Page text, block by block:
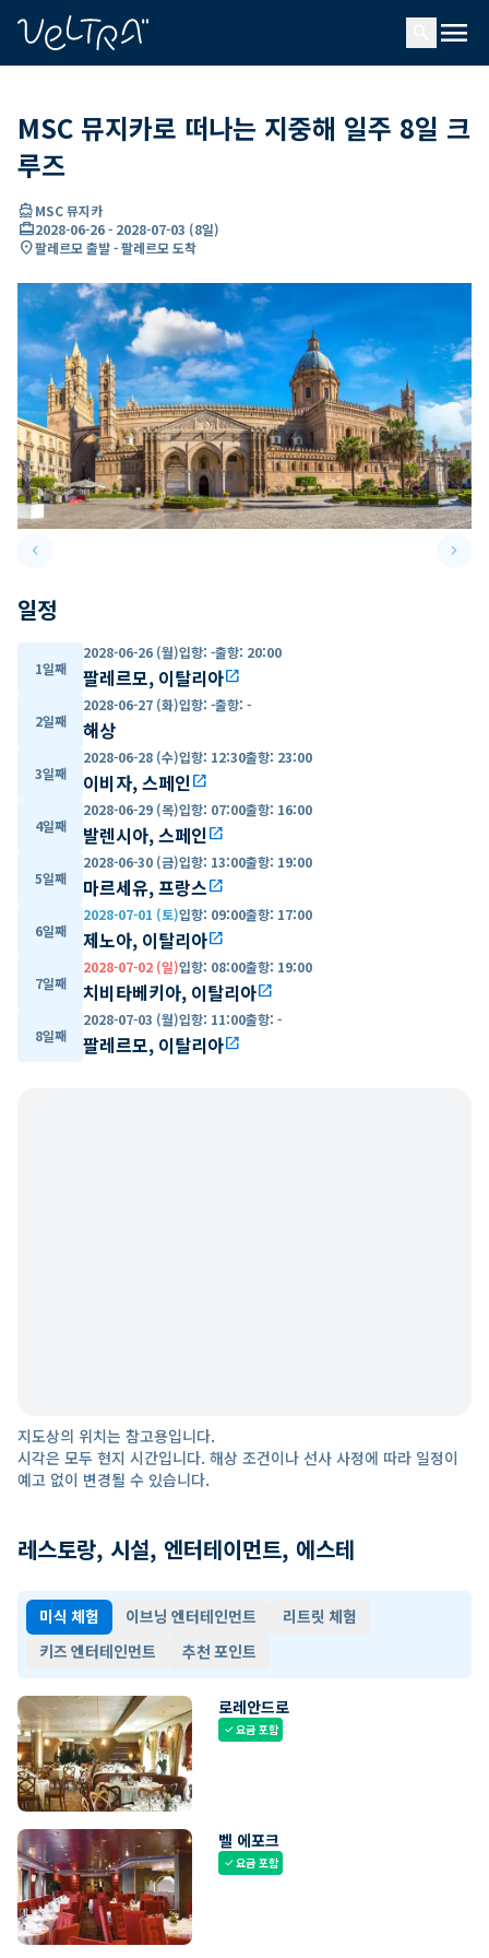
menu
MSC 뮤지카로 떠나는 지중해 일주 8일 크
루즈
directions_boatMSC 뮤지카
card_travel2028-06-26- 2028-07-03 (8일)
location_on팔레르모 출발 - 팔레르모 도착
keyboard_arrow_leftPrevious slide keyboard_arrow_right
일정
1일째
2028-06-26 (월)입항: -출항: 20:00
팔레르모, 이탈리아open_in_new
2일째
2028-06-27 (화)입항: -출항: -
해상
3일째
2028-06-28 (수)입항: 12:30출항: 23:00
이비자, 스페인open_in_new
4일째
2028-06-29 (목)입항: 07:00출항: 16:00
발렌시아, 스페인open_in_new
5일째
2028-06-30 (금)입항: 13:00출항: 19:00
마르세유, 프랑스open_in_new
6일째
2028-07-01 (토)입항: 09:00출항: 17:00
제노아, 이탈리아open_in_new
7일째
2028-07-02 (일)입항: 08:00출항: 19:00
치비타베키아, 이탈리아open_in_new
8일째
2028-07-03 (월)입항: 11:00출항: -
팔레르모, 이탈리아open_in_new
지도상의 위치는 참고용입니다.
시각은 모두 현지 시간입니다. 해상 조건이나 선사 사정에 따라 일정이
예고 없이 변경될 수 있습니다.
레스토랑, 시설, 엔터테이먼트, 에스테
미식 체험 이브닝 엔터테인먼트
리트릿 체험
키즈 엔터테인먼트
추천 포인트
로레안드로
check요금 포함
벨 에포크
check요금 포함